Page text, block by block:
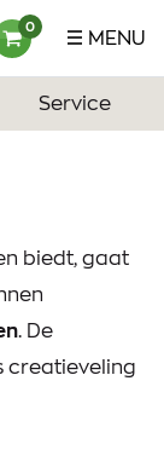
MENU
0
Service
biedt, gaat
. De
creatieveling